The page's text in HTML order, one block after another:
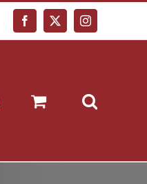
Facebook
X Instagram